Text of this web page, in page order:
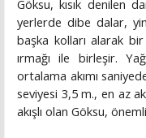
Göksu, kısık denilen
yerlerde dibe dalar,
başka kolları alarak
ırmağı ile birleşir.
ortalama akımı
seviyesi 3,5 m., en az
akışlı olan Göksu,